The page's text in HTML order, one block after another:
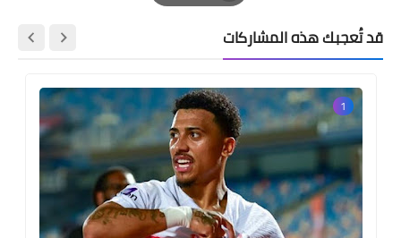
Print
قد تُعجبك هذه المشاركات
1